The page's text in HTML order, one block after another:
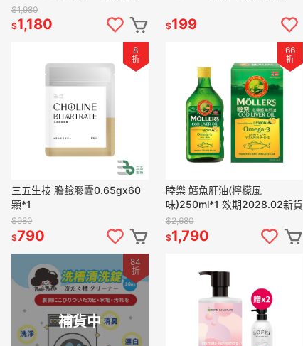
泰 除臭抗菌地板清潔劑
500ml*1
$1,980
$1,180 $199
8
折
三五生技 膽鹼膠囊0.65gx60
顆*1
$980
$790
66
折
睦樂 鱈魚肝油(檸檬風
味)250ml*1 效期2028.02新貨
$2,680
$1,790
補貨中
84
折